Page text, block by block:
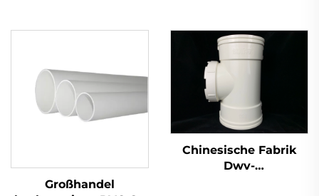
Großhandel
Chinesische Fabrik
Dwv-